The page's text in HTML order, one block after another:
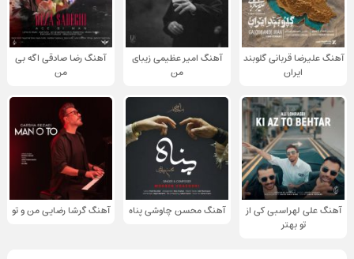
آهنگ علیرضا قربانی گلوبند
ایران
آهنگ امیر عظیمی زیبای
من
آهنگ رضا صادقی اگه بی
من
آهنگ علی لهراسبی کی از
تو ‌بهتر
آهنگ محسن چاوشی پناه آهنگ گرشا رضایی من و تو